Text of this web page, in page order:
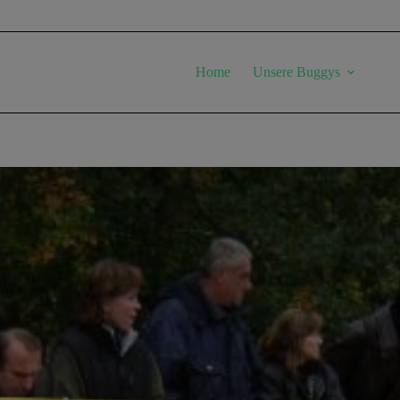
Home Unsere Buggys